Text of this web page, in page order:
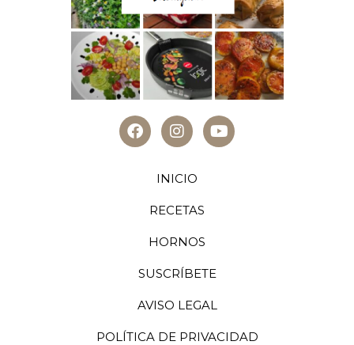
INICIO
RECETAS
HORNOS
SUSCRÍBETE
AVISO LEGAL
POLÍTICA DE PRIVACIDAD